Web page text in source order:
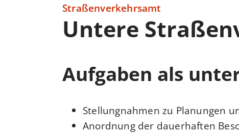
Straßenverkehrsamt
Untere
Aufgaben als
Stellungnahmen zu Planungen
Anordnung der dauerhaften